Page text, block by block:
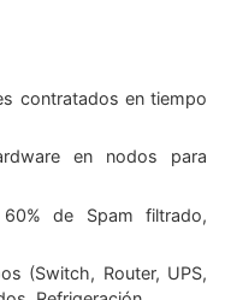
contratados en tiempo
en nodos para
de Spam filtrado,
(Switch, Router, UPS,